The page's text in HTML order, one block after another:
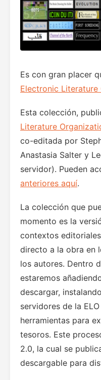
Es con gran placer
Electronic Literature
Esta colección,
Literature
co-editada por
Anastasia Salter y
servidor). Pueden
anteriores aquí.
La colección que
momento es la
contextos
directo a la obra en
los autores. Dentro
estaremos
descargar,
servidores de la
herramientas para
tesoros. Este
2.0, la cual se
descargable para